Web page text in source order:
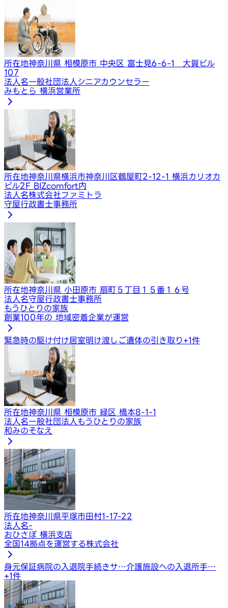
所在地神奈川県 相模原市 中央区 富士見6-6-1 大賀ビル
107
法人名一般社団法人シニアカウンセラー
みもとら 横浜営業所
所在地神奈川県横浜市神奈川区鶴屋町2-12-1 横浜カリオカ
ビル2F BIZcomfort内
法人名株式会社ファミトラ
守屋行政書士事務所
所在地神奈川県 小田原市 扇町５丁目１５番１６号
法人名守屋行政書士事務所
もうひとりの家族
創業100年の 地域密着企業が運営
緊急時の駆け付け居室明け渡し ご遺体の引き取り+1件
所在地神奈川県 相模原市 緑区 橋本8-1-1
法人名一般社団法人もうひとりの家族
和みのそなえ
所在地神奈川県平塚市田村1-17-22
法人名-
おひさぽ 横浜支店
全国14拠点を運営する株式会社
身元保証病院の入退院手続きサ…介護施設への入退所手…
+1件